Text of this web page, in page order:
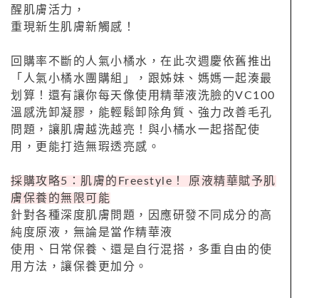
醒肌膚活力，
重現新生肌膚新觸感！
回購率不斷的人氣小橘水，在此次週慶依舊推出
「人氣小橘水團購組」，跟姊妹、媽媽一起湊最
划算！還有讓你每天像使用精華液洗臉的VC100
溫感洗卸凝膠，能輕鬆卸除角質、強力改善毛孔
問題，讓肌膚越洗越亮！與小橘水一起搭配使
用，更能打造無瑕透亮感。
採購攻略5：肌膚的Freestyle！ 原液精華賦予肌
膚保養的無限可能
針對各種深度肌膚問題，因應研發不同成分的高
純度原液，無論是當作精華液
使用、日常保養、還是自行混搭，多重自由的使
用方法，讓保養更加分。